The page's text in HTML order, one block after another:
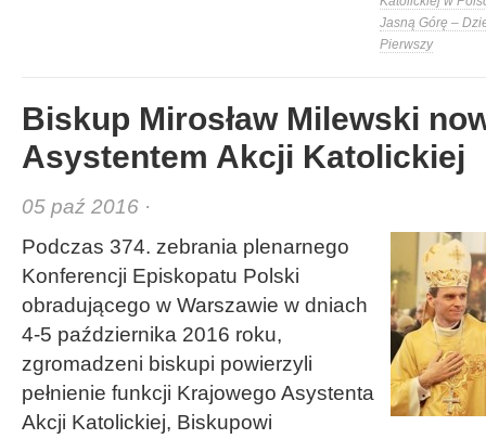
Jasną Górę –
Pierwszy
Biskup Mirosław Milewski
Asystentem Akcji Katolickiej
05 paź 2016 ·
Podczas 374. zebrania plenarnego
Konferencji Episkopatu Polski
obradującego w Warszawie w dniach
4-5 października 2016 roku,
zgromadzeni biskupi powierzyli
pełnienie funkcji Krajowego Asystenta
Akcji Katolickiej, Biskupowi